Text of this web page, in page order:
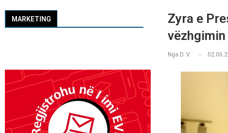
Zyra e
Nga D. V.
MARKETING